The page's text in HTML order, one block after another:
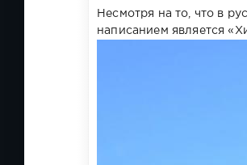
Несмотря на то, что в
написанием является